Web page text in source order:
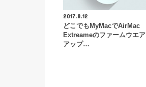
2017.8.12
どこでもMyMacでAirMac
Extreameのファームウエア
アップ…